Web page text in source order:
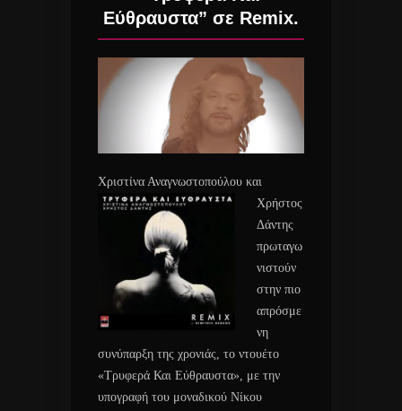
Εύθραυστα” σε Remix.
Χριστίνα Αναγνωστοπούλου και
Χρήστος
Δάντης
πρωταγω
νιστούν
στην πιο
απρόσμε
νη
συνύπαρξη της χρονιάς, το ντουέτο
«Τρυφερά Και Εύθραυστα», με την
υπογραφή του μοναδικού Νίκου